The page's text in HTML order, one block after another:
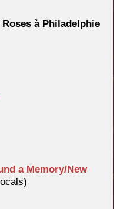
à Philadelphie
a Memory/New